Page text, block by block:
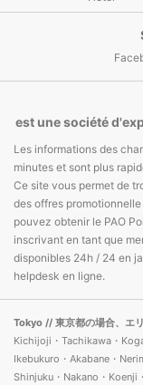
est une société
Les informations des
minutes et sont plus
Ce site vous permet de
des offres
pouvez obtenir le PAO
inscrivant en tant que
disponibles 24h / 24 en
helpdesk en ligne.
Tokyo // 東京都の場合、エ
Kichijoji・Tachikawa・
Ikebukuro・Akabane・
Shinjuku・Nakano・Koenji